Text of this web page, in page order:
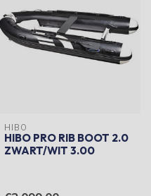
HIBO
HIBO PRO RIB BOOT 2.0
ZWART/WIT 3.00